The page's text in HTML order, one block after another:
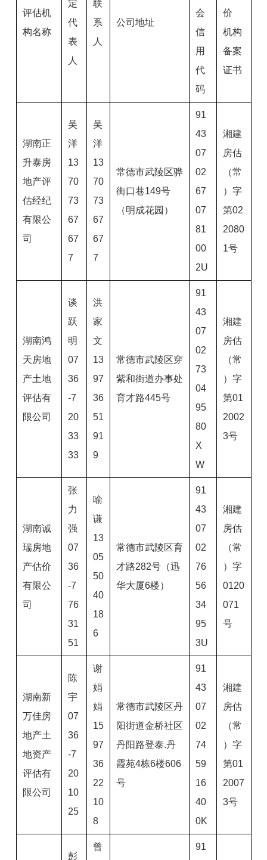
评估机
构名称
定
代
表
人
联
系
人
公司地址
会
信
用
代
码
价
机构
备案
证书
湖南正
升泰房
地产评
估经纪
有限公
司
吴
洋
13
70
73
67
67
7
吴
洋
13
70
73
67
67
7
常德市武陵区骅
街口巷149号
（明成花园）
91
43
07
02
67
07
81
00
2U
湘建
房估
（常
）字
第02
2080
1号
湖南鸿
天房地
产土地
评估有
限公司
谈
跃
明
07
36
-7
20
33
33
洪
家
文
13
97
36
51
91
9
常德市武陵区穿
紫和街道办事处
育才路445号
91
43
07
02
73
04
95
80
X
W
湘建
房估
（常
）字
第01
2002
3号
湖南诚
瑞房地
产估价
有限公
司
张
力
强
07
36
-7
76
31
51
喻
谦
13
05
50
40
18
6
常德市武陵区育
才路282号（迅
华大厦6楼）
91
43
07
02
76
56
34
95
3U
湘建
房估
（常
）字
0120
071
号
湖南新
万佳房
地产土
地资产
评估有
限公司
陈
宇
07
36
-7
20
10
25
谢
娟
娟
15
97
36
22
10
8
常德市武陵区丹
阳街道金桥社区
丹阳路登泰.丹
霞苑4栋6楼606
号
91
43
07
02
74
59
16
40
0K
湘建
房估
（常
）字
第01
2007
3号
彭
曾 91